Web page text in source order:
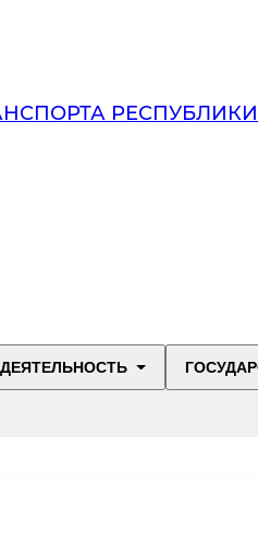
РЕСПУБЛИКИ
ДЕЯТЕЛЬНОСТЬ